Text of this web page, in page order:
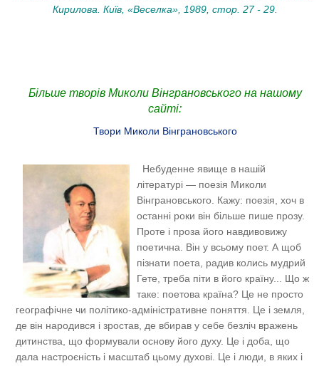
Кирилова. Київ, «Веселка», 1989, стор. 27 - 29.
Більше творів Миколи Вінграновського на нашому
сайті:
Твори Миколи Вінграновського
Небуденне явище в нашій
літературі — поезія Миколи
Вінграновського. Кажу: поезія, хоч в
останні роки він більше пише прозу.
Проте і проза його навдивовижу
поетична. Він у всьому поет. А щоб
пізнати поета, радив колись мудрий
Гете, треба піти в його країну... Що ж
таке: поетова країна? Це не просто
географічне чи політико-адміністративне поняття. Це і земля,
де він народився і зростав, де вбирав у себе безліч вражень
дитинства, що формували основу його духу. Це і доба, що
дала настроєність і масштаб цьому духові. Це і люди, в яких і